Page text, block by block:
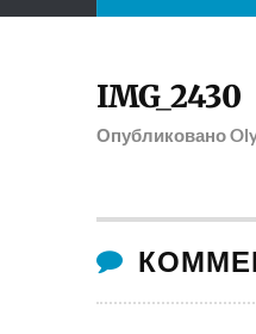
IMG_2430
Опубликовано